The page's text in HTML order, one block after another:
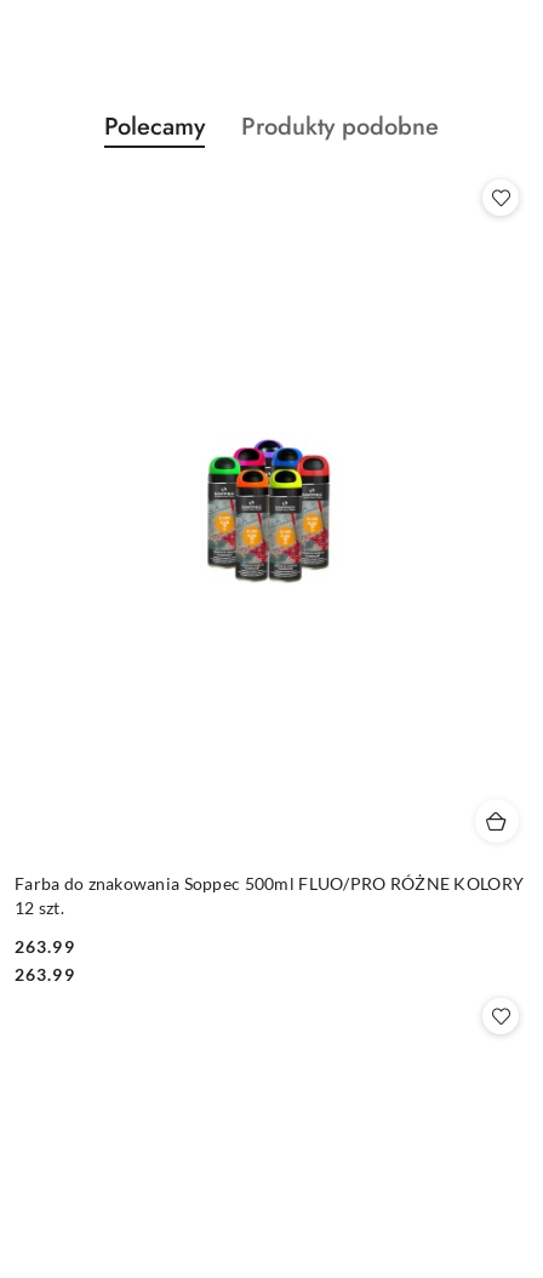
Pomiń karuzelę produktów
Produkty
o
Polecamy
Produkty
Produkty podobne
Farba do znakowania Soppec 500ml FLUO/PRO RÓŻNE KOLORY
12 szt.
Cena:
263.99
Cena:
263.99